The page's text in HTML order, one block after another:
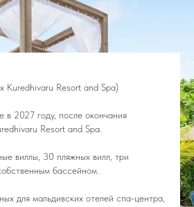
Kuredhivaru Resort and Spa)
в 2027 году, после окончания
Resort and Spa.
виллы, 30 пляжных вилл, три
бассейном.
для мальдивских отелей спа-центра,